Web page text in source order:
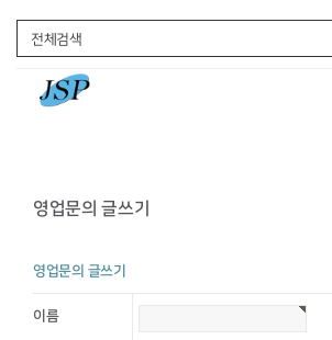
영업문의 글쓰기
영업문의 글쓰기
이름